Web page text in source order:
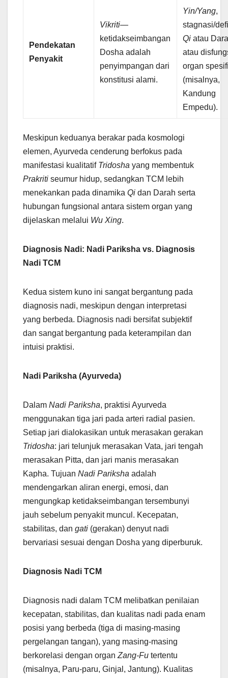
Pendekatan
Penyakit
Vikriti—
ketidakseimbangan
Dosha adalah
penyimpangan dari
konstitusi alami.
Yin/Yang,
stagnasi/
Qi atau
atau
organ
(misalnya,
Kandung
Empedu).
Meskipun keduanya berakar pada kosmologi
elemen, Ayurveda cenderung berfokus pada
manifestasi kualitatif Tridosha yang membentuk
Prakriti seumur hidup, sedangkan TCM lebih
menekankan pada dinamika Qi dan Darah serta
hubungan fungsional antara sistem organ yang
dijelaskan melalui Wu Xing.
Diagnosis Nadi: Nadi Pariksha vs. Diagnosis
Nadi TCM
Kedua sistem kuno ini sangat bergantung pada
diagnosis nadi, meskipun dengan interpretasi
yang berbeda. Diagnosis nadi bersifat subjektif
dan sangat bergantung pada keterampilan dan
intuisi praktisi.
Nadi Pariksha (Ayurveda)
Dalam Nadi Pariksha, praktisi Ayurveda
menggunakan tiga jari pada arteri radial pasien.
Setiap jari dialokasikan untuk merasakan gerakan
Tridosha: jari telunjuk merasakan Vata, jari tengah
merasakan Pitta, dan jari manis merasakan
Kapha. Tujuan Nadi Pariksha adalah
mendengarkan aliran energi, emosi, dan
mengungkap ketidakseimbangan tersembunyi
jauh sebelum penyakit muncul. Kecepatan,
stabilitas, dan gati (gerakan) denyut nadi
bervariasi sesuai dengan Dosha yang diperburuk.
Diagnosis Nadi TCM
Diagnosis nadi dalam TCM melibatkan penilaian
kecepatan, stabilitas, dan kualitas nadi pada enam
posisi yang berbeda (tiga di masing-masing
pergelangan tangan), yang masing-masing
berkorelasi dengan organ Zang-Fu tertentu
(misalnya, Paru-paru, Ginjal, Jantung). Kualitas